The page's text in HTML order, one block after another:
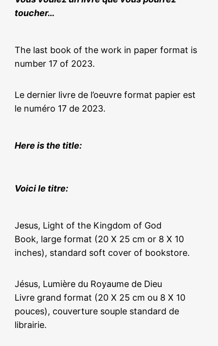
toucher…
The last book of the work in paper format is
number 17 of 2023.
Le dernier livre de l’oeuvre format papier est
le numéro 17 de 2023.
Here is the title:
Voici le titre:
Jesus, Light of the Kingdom of God
Book, large format (20 X 25 cm or 8 X 10
inches), standard soft cover of bookstore.
Jésus, Lumière du Royaume de Dieu
Livre grand format (20 X 25 cm ou 8 X 10
pouces), couverture souple standard de
librairie.